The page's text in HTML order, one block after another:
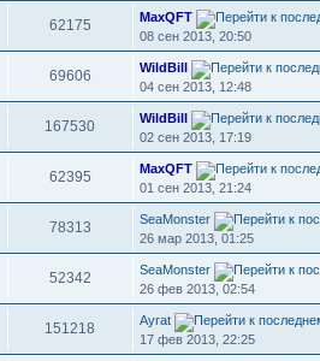
62175
MaxQFT
08 сен 2013, 20:50
69606
WildBill
04 сен 2013, 12:48
167530
WildBill
02 сен 2013, 17:19
62395
MaxQFT
01 сен 2013, 21:24
78313
SeaMonster
26 мар 2013, 01:25
52342
SeaMonster
26 фев 2013, 02:54
151218
Ayrat
17 фев 2013, 22:25